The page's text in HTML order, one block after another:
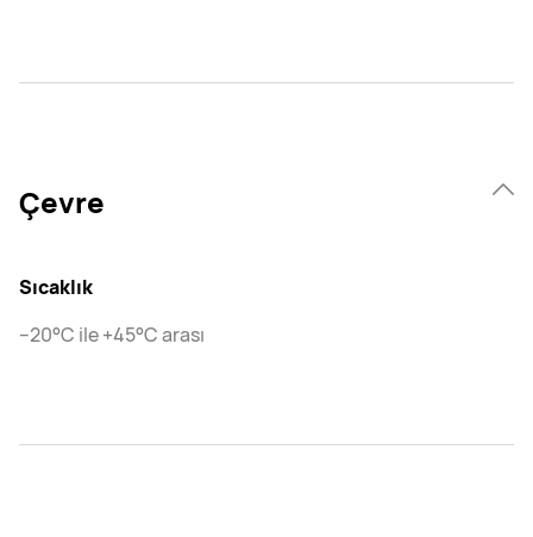
Çevre
Sıcaklık
–20°C ile +45°C arası